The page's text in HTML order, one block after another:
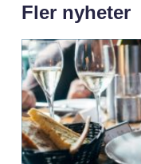
Fler nyheter